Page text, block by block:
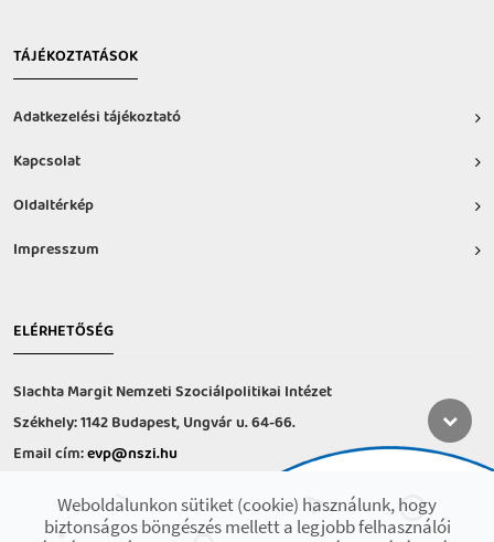
TÁJÉKOZTATÁSOK
Adatkezelési tájékoztató
Kapcsolat
Oldaltérkép
Impresszum
ELÉRHETŐSÉG
Slachta Margit Nemzeti Szociálpolitikai Intézet
Székhely: 1142 Budapest, Ungvár u. 64-66.
Email cím:evp@nszi.hu
hétfő-csütörtök: 8:00-16:00
Weboldalunkon sütiket (cookie) használunk, hogy
biztonságos böngészés mellett a legjobb felhasználói